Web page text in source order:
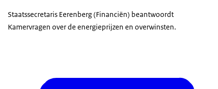
Staatssecretaris Eerenberg (Financiën) beantwoordt
Kamervragen over de energieprijzen en overwinsten.